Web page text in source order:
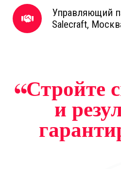
Управляющий
Salecraft,
Стройте
и